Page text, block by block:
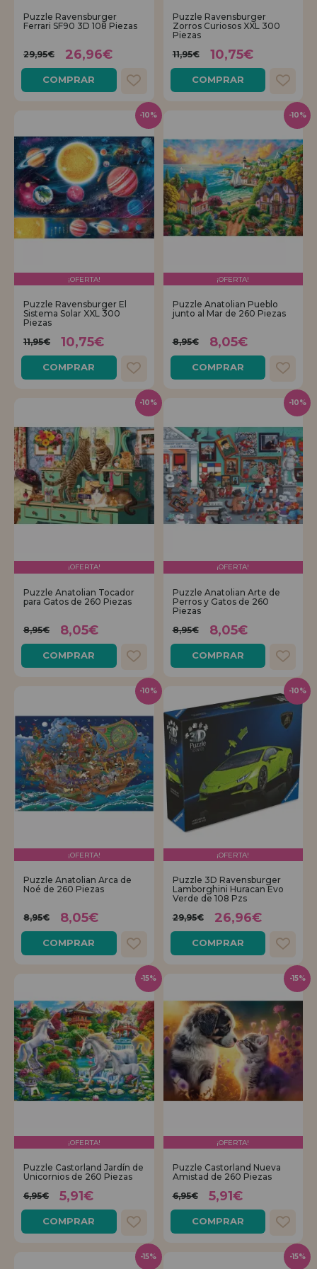
REGISTRO DISTRIBUIDOR
Puzzle Ravensburger
Ferrari SF90 3D 108 Piezas
29,95€ 26,96€
COMPRAR
Puzzle Ravensburger
Zorros Curiosos XXL 300
Piezas
11,95€
10,75€
COMPRAR
¡OFERTA!
Puzzle Ravensburger El
Sistema Solar XXL 300
Piezas
11,95€
10,75€
COMPRAR
-10%
¡OFERTA!
Puzzle Anatolian Pueblo
junto al Mar de 260 Piezas
8,95€ 8,05€
COMPRAR
-10%
¡OFERTA!
Puzzle Anatolian Tocador
para Gatos de 260 Piezas
8,95€ 8,05€
COMPRAR
-10%
¡OFERTA!
Puzzle Anatolian Arte de
Perros y Gatos de 260
Piezas
8,95€
8,05€
COMPRAR
-10%
¡OFERTA!
Puzzle Anatolian Arca de
Noé de 260 Piezas
8,95€ 8,05€
COMPRAR
-10%
¡OFERTA!
Puzzle 3D Ravensburger
Lamborghini Huracan Evo
Verde de 108 Pzs
29,95€
26,96€
COMPRAR
-10%
¡OFERTA!
Puzzle Castorland Jardín de
Unicornios de 260 Piezas
6,95€
5,91€
COMPRAR
-15%
¡OFERTA!
Puzzle Castorland Nueva
Amistad de 260 Piezas
6,95€
5,91€
COMPRAR
-15%
-15% -15%